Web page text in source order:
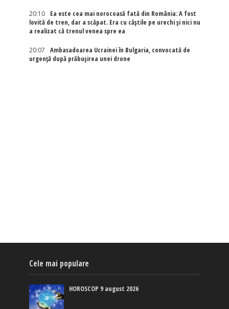
20:10
Ea este cea mai norocoasă fată din România: A fost
lovită de tren, dar a scăpat. Era cu căștile pe urechi și nici nu
a realizat că trenul venea spre ea
20:07
Ambasadoarea Ucrainei în Bulgaria, convocată de
urgență după prăbușirea unei drone
Cele mai populare
HOROSCOP 9 august 2026